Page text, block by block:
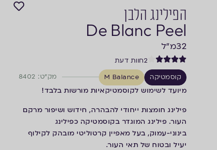
הפילינג הלבן
De Blanc Peel
32מ"ל
2חוות דעת
קוסמטיקה
M Balance מק"ט: 8402
מיועד לשימוש לקוסמטיקאיות מורשות בלבד!
פילינג חומצות ייחודי להבהרה, חידוש ושיפור מרקם
העור. פילינג המוגדר בקוסמטיקה כפילינג
בינוני-עמוק, בעל מאפיין קרטוליטי מובהק לקילוף
יעיל ובטוח של תאי העור.